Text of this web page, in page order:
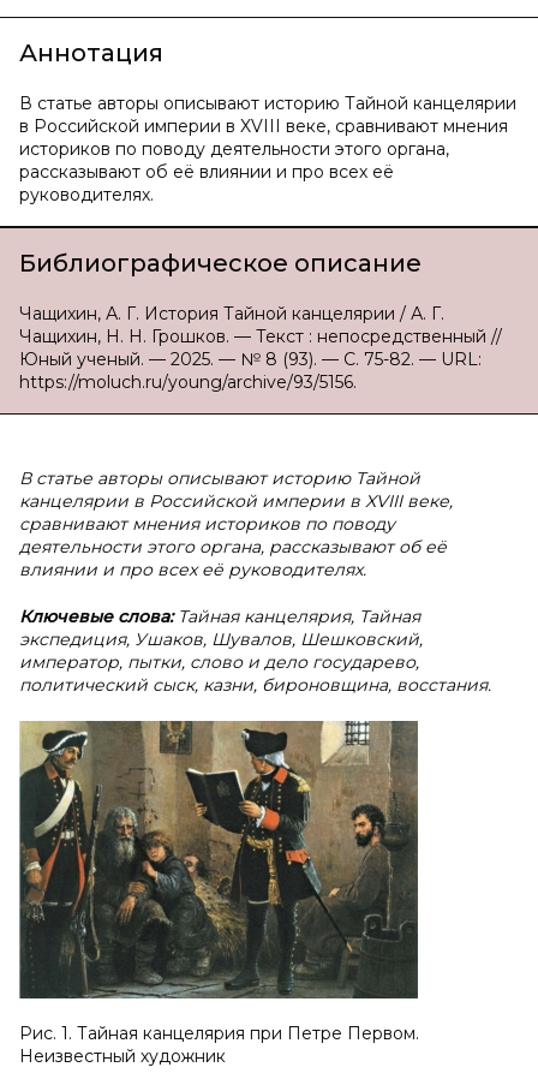
Аннотация
В статье авторы описывают историю Тайной канцелярии
в Российской империи в XVIII веке, сравнивают мнения
историков по поводу деятельности этого органа,
рассказывают об её влиянии и про всех её
руководителях.
Библиографическое описание
Чащихин, А. Г. История Тайной канцелярии / А. Г.
Чащихин, Н. Н. Грошков. — Текст : непосредственный //
Юный ученый. — 2025. — № 8 (93). — С. 75-82. — URL:
https://moluch.ru/young/archive/93/5156.
В статье авторы описывают историю Тайной
канцелярии в Российской империи в XVIII веке,
сравнивают мнения историков по поводу
деятельности этого органа, рассказывают об её
влиянии и про всех её руководителях.
Ключевые слова: Тайная канцелярия, Тайная
экспедиция, Ушаков, Шувалов, Шешковский,
император, пытки, слово и дело государево,
политический сыск, казни, бироновщина, восстания.
Рис. 1. Тайная канцелярия при Петре Первом.
Неизвестный художник